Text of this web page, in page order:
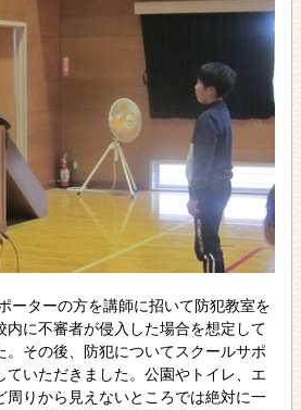
ーターの方を講師に招いて防犯教室を
内に不審者が侵入した場合を想定して
。その後、防犯についてスクールサポ
ていただきました。公園やトイレ、エ
周りから見えないところでは絶対に一